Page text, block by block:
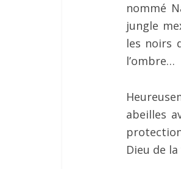
nommé
jungle
les noirs
l’ombre…
abeilles
Dieu de